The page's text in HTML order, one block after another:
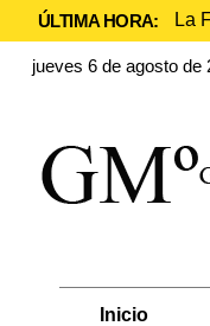
ÚLTIMA HORA: La
jueves 6 de agosto de
Inicio